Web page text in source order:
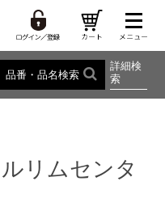
品番・品名検索
詳細検
索
リムセンタ